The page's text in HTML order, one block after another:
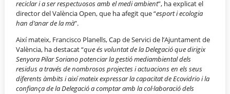
reciclar i a ser respectuosos amb el medi ambient”, ha explicat el
director del València Open, que ha afegit que “esport i ecologia
han d’anar de la mà”.
Així mateix, Francisco Planells, Cap de Servici de l’Ajuntament de
València, ha destacat “que és voluntat de la Delegació que dirigix
Senyora Pilar Soriano potenciar la gestió mediambiental dels
residus a través de nombrosos projectes i actuacions en els seus
diferents àmbits i així mateix expressar la capacitat de Ecovidrio i la
confiança de la Delegació a comptar amb la col·laboració dels